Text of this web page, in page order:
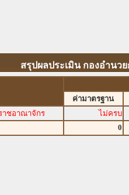
สรุปผลประเมิน กองอำนว
ค่ามาตรฐาน
าชอาณาจักร
ไม่ครบ
0